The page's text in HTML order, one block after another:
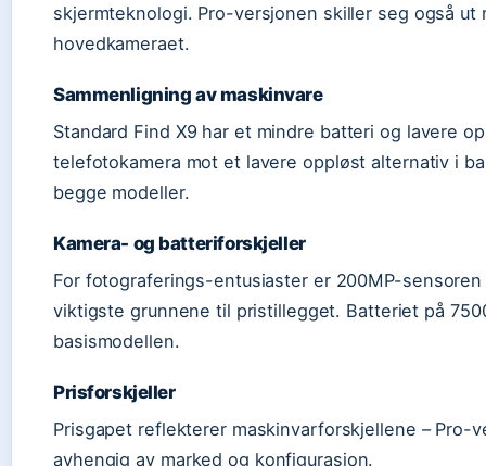
skjermteknologi. Pro-versjonen skiller seg også
hovedkameraet.
Sammenligning av maskinvare
Standard Find X9 har et mindre batteri og lavere
telefotokamera mot et lavere oppløst alternativ i
begge modeller.
Kamera- og batteriforskjeller
For fotograferings-entusiaster er 200MP-
viktigste grunnene til pristillegget. Batteriet på
basismodellen.
Prisforskjeller
Prisgapet reflekterer maskinvarforskjellene – Pro-
avhengig av marked og konfigurasjon.